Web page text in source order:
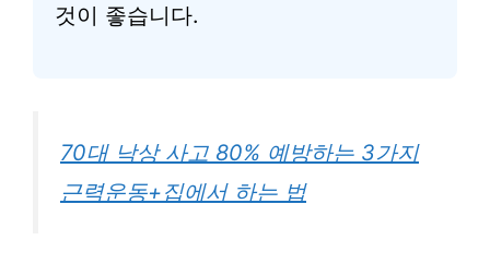
것이 좋습니다.
70대 낙상 사고 80% 예방하는 3가지
근력운동+집에서 하는 법